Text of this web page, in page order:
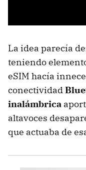
La idea parecía
teniendo
eSIM hacía
conectividad
inalámbrica
altavoces
que actuaba de